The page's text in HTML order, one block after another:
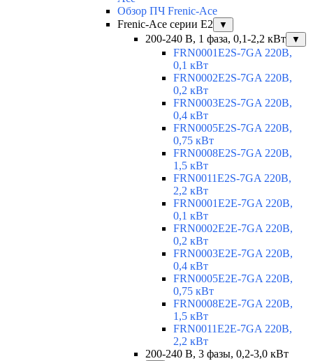
Обзор ПЧ Frenic-Ace
Frenic-Ace серии E2
▼
200-240 В, 1 фаза, 0,1-2,2 кВт ▼
FRN0001E2S-7GA 220В,
0,1 кВт
FRN0002E2S-7GA 220В,
0,2 кВт
FRN0003E2S-7GA 220В,
0,4 кВт
FRN0005E2S-7GA 220В,
0,75 кВт
FRN0008E2S-7GA 220В,
1,5 кВт
FRN0011E2S-7GA 220В,
2,2 кВт
FRN0001E2E-7GA 220В,
0,1 кВт
FRN0002E2E-7GA 220В,
0,2 кВт
FRN0003E2E-7GA 220В,
0,4 кВт
FRN0005E2E-7GA 220В,
0,75 кВт
FRN0008E2E-7GA 220В,
1,5 кВт
FRN0011E2E-7GA 220В,
2,2 кВт
200-240 В, 3 фазы, 0,2-3,0 кВт